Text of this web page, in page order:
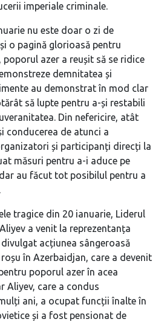
imperiale criminale.
nu este doar o zi de
o pagină glorioasă pentru
poporul azer a reușit să se ridice
demnitatea și
au demonstrat în mod clar
să lupte pentru a-și restabili
Din nefericire, atât
conducerea de atunci a
și participanți direcți la
măsuri pentru a-i aduce pe
au făcut tot posibilul pentru a
tragice din 20 ianuarie, Liderul
a venit la reprezentanța
acțiunea sângeroasă
în Azerbaidjan, care a devenit
poporul azer în acea
Aliyev, care a condus
ani, a ocupat funcții înalte în
și a fost pensionat de